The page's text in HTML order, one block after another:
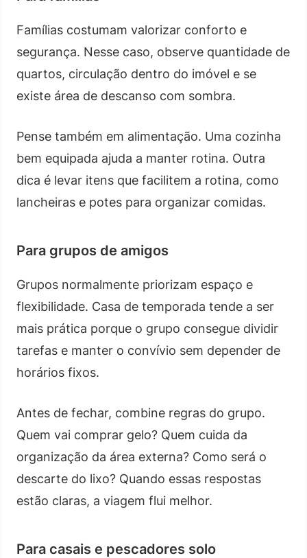
Famílias costumam valorizar conforto e
segurança. Nesse caso, observe quantidade de
quartos, circulação dentro do imóvel e se
existe área de descanso com sombra.
Pense também em alimentação. Uma cozinha
bem equipada ajuda a manter rotina. Outra
dica é levar itens que facilitem a rotina, como
lancheiras e potes para organizar comidas.
Para grupos de amigos
Grupos normalmente priorizam espaço e
flexibilidade. Casa de temporada tende a ser
mais prática porque o grupo consegue dividir
tarefas e manter o convívio sem depender de
horários fixos.
Antes de fechar, combine regras do grupo.
Quem vai comprar gelo? Quem cuida da
organização da área externa? Como será o
descarte do lixo? Quando essas respostas
estão claras, a viagem flui melhor.
Para casais e pescadores solo